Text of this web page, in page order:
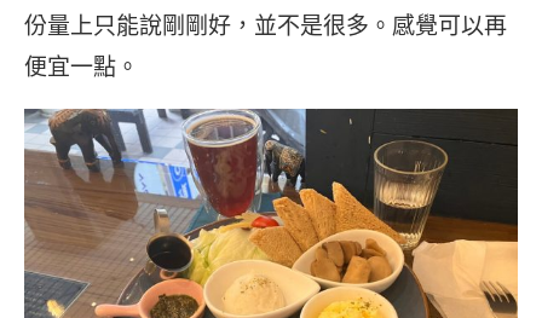
份量上只能說剛剛好，並不是很多。感覺可以再
便宜一點。